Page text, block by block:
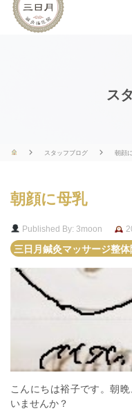
ス
スタッフブログ 朝顔
朝顔に母乳
Published By: 3moon
三日月鍼灸マッサージ整
こんにちは裕子です。朝
いませんか？